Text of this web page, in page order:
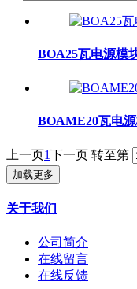
BOA25瓦电源模
BOAME20瓦电
上一页1下一页 转至第
加载更多
关于我们
公司简介
在线留言
在线反馈